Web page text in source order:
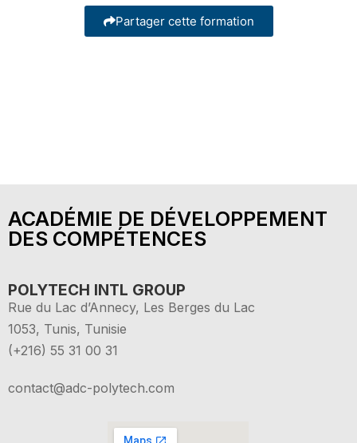
Partager cette formation
ACADÉMIE DE DÉVELOPPEMENT
DES COMPÉTENCES
POLYTECH INTL GROUP
Rue du Lac d’Annecy, Les Berges du Lac
1053, Tunis, Tunisie
(+216) 55 31 00 31
contact@adc-polytech.com